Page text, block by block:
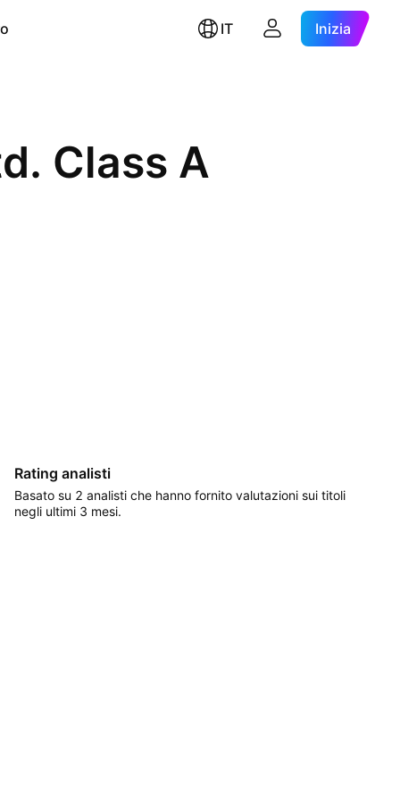
IT Inizia
Class A
Rating analisti
Basato su 2 analisti che hanno fornito valutazioni sui titoli
negli ultimi 3 mesi.